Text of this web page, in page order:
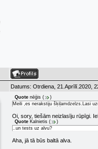
Datums: Otrdiena, 21.Aprīlī.2020,
Quote nēģis (
)
Meili ,es nerakstiju šķiļamdzelzs.Lasi
Oi, sory, tiešām neizlasīju rūpīgi.
Quote Kalnietis (
)
..un tests uz alvu?
Aha, jā tā būs baltā alva.